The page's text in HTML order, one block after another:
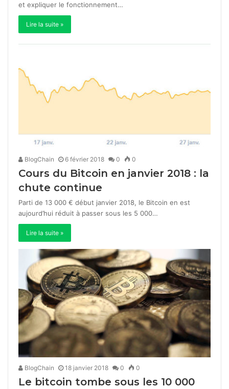
et expliquer le fonctionnement…
Lire la suite »
BlogChain 6 février 2018 0 0
Cours du Bitcoin en janvier 2018 : la
chute continue
Parti de 13 000 € début janvier 2018, le Bitcoin en est
aujourd’hui réduit à passer sous les 5 000…
Lire la suite »
BlogChain 18 janvier 2018 0 0
Le bitcoin tombe sous les 10 000